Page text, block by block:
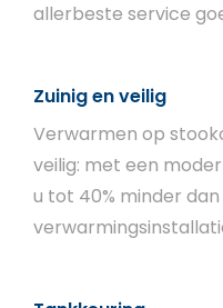
allerbeste service
Zuinig en veilig
Verwarmen op
veilig: met een
u tot 40% minder